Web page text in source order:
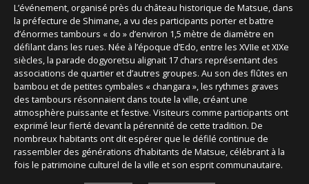
L’événement, organisé près du château historique de Matsue, dans
la préfecture de Shimane, a vu des participants porter et battre
d’énormes tambours « do » d’environ 1,5 mètre de diamètre en
défilant dans les rues. Née à l’époque d’Edo, entre les XVIIe et XIXe
siècles, la parade dogyoretsu alignait 17 chars représentant des
associations de quartier et d’autres groupes. Au son des flûtes en
bambou et de petites cymbales « changara », les rythmes graves
des tambours résonnaient dans toute la ville, créant une
atmosphère puissante et festive. Visiteurs comme participants ont
exprimé leur fierté devant la pérennité de cette tradition. De
nombreux habitants ont dit espérer que le défilé continue de
rassembler des générations d’habitants de Matsue, célébrant à la
fois le patrimoine culturel de la ville et son esprit communautaire.